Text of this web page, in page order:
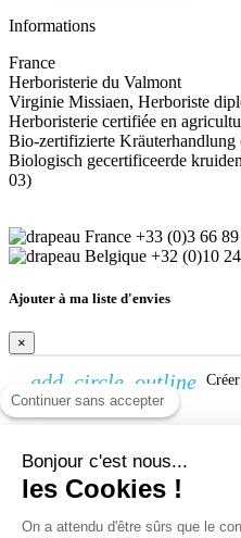
Continuer sans accepter
Bonjour c'est nous...
les Cookies !
On a attendu d'être sûrs que le
Informations
France
Herboristerie du Valmont
Virginie Missiaen, Herboriste
Herboristerie certifiée en
Bio-zertifizierte
Biologisch gecertificeerde
03)
+33 (0)3 66
+32 (0)10
Ajouter à ma liste d'envies
×
add_circle_outline
×
Nom de la liste d'envies
Annuler Créer une liste d'envies